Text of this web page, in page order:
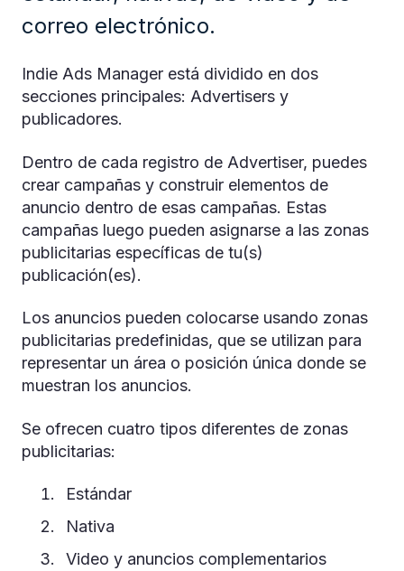
correo electrónico.
Indie Ads Manager está dividido en dos
secciones principales: Advertisers y
publicadores.
Dentro de cada registro de Advertiser, puedes
crear campañas y construir elementos de
anuncio dentro de esas campañas. Estas
campañas luego pueden asignarse a las zonas
publicitarias específicas de tu(s)
publicación(es).
Los anuncios pueden colocarse usando zonas
publicitarias predefinidas, que se utilizan para
representar un área o posición única donde se
muestran los anuncios.
Se ofrecen cuatro tipos diferentes de zonas
publicitarias:
Estándar
Nativa
Video y anuncios complementarios